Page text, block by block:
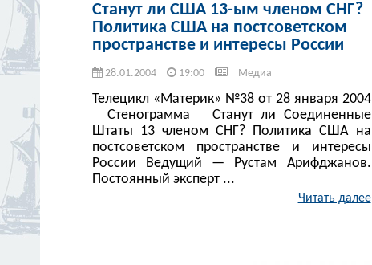
Станут ли США 13-ым членом СНГ?
Политика США на постсоветском
пространстве и интересы России
28.01.2004 19:00 Медиа
Телецикл «Материк» №38 от 28 января 2004
Стенограмма Станут ли Соединенные
Штаты 13 членом СНГ? Политика США на
постсоветском пространстве и интересы
России Ведущий — Рустам Арифджанов.
Постоянный эксперт ...
Читать далее